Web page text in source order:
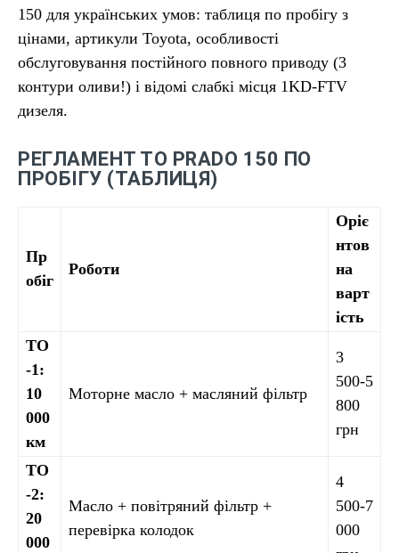
150 для українських умов: таблиця по пробігу з
цінами, артикули Toyota, особливості
обслуговування постійного повного приводу (3
контури оливи!) і відомі слабкі місця 1KD-FTV
дизеля.
РЕГЛАМЕНТ ТО PRADO 150 ПО
ПРОБІГУ (ТАБЛИЦЯ)
Пр
обіг
Роботи
Оріє
нтов
на
варт
ість
ТО
-1:
10
000
км
Моторне масло + масляний фільтр
3
500-5
800
грн
ТО
-2:
20
000
Масло + повітряний фільтр +
перевірка колодок
4
500-7
000